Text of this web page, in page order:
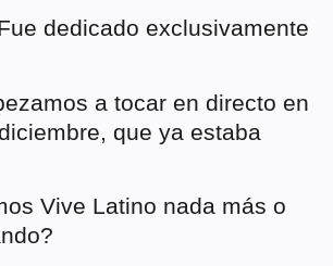
dedicado exclusivamente
a tocar en directo en
que ya estaba
Vive Latino nada más o